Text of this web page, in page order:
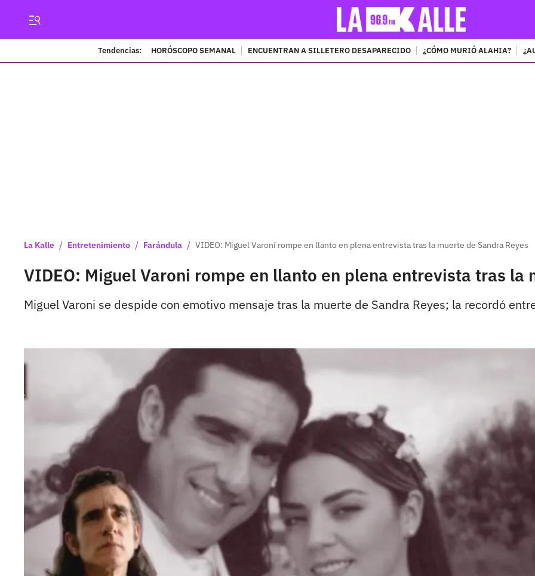
Tendencias: HORÓSCOPO SEMANAL ENCUENTRAN A SILLETERO DESAPARECIDO ¿CÓMO MURIÓ ALAHIA?
La Kalle / Entretenimiento / Farándula / VIDEO: Miguel Varoni rompe en llanto en plena entrevista tras la muerte de Sandra Reyes
VIDEO: Miguel Varoni rompe en llanto en plena entrevista tras la
Miguel Varoni se despide con emotivo mensaje tras la muerte de Sandra Reyes; la recordó